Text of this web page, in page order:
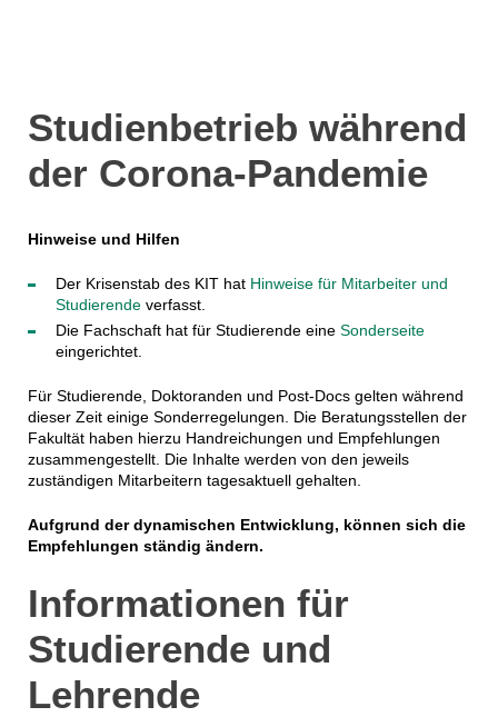
Studienbetrieb während
der Corona-Pandemie
Hinweise und Hilfen
Der Krisenstab des KIT hat Hinweise für Mitarbeiter und
Studierendeverfasst.
Die Fachschaft hat für Studierende eine Sonderseite
eingerichtet.
Für Studierende, Doktoranden und Post-Docs gelten während
dieser Zeit einige Sonderregelungen. Die Beratungsstellen der
Fakultät haben hierzu Handreichungen und Empfehlungen
zusammengestellt. Die Inhalte werden von den jeweils
zuständigen Mitarbeitern tagesaktuell gehalten.
Aufgrund der dynamischen Entwicklung, können sich die
Empfehlungen ständig ändern.
Informationen für
Studierende und
Lehrende